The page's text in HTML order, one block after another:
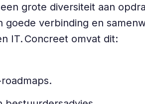
grote diversiteit aan
verbinding en
IT. Concreet omvat dit: